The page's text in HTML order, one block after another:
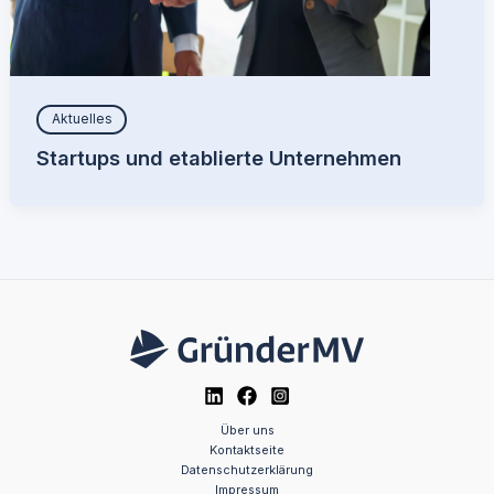
Aktuelles
Startups und etablierte Unternehmen
Über uns
Kontaktseite
Datenschutzerklärung
Impressum